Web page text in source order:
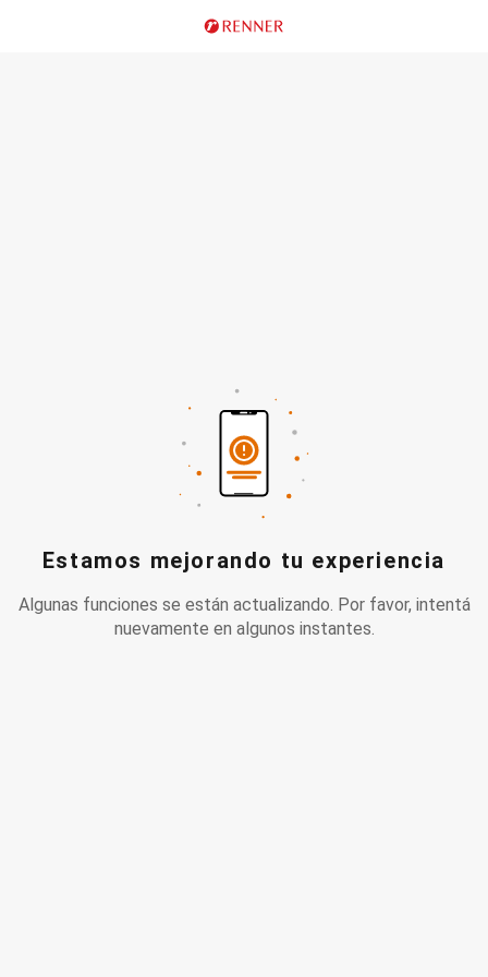
Estamos mejorando tu experiencia
Algunas funciones se están actualizando. Por favor, intentá
nuevamente en algunos instantes.